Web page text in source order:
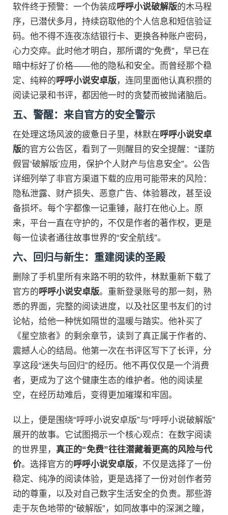
软件终于预警：一个伪装成呼呼小说破解版的木马程
序，已潜伏多月，持续窃取他的个人信息和短信验证
码。他不得不连夜冻结银行卡、更换各种账户密码，
心力交瘁。此时他才明白，那所谓的“免费”，早已在
暗中标好了价格——他的隐私和安全。而曾经那个稳
定、纯粹的呼呼小说安卓版，连同里面他认真积攒的
阅读记录和书评，都因他一时的贪婪而被抛诸脑后。
五、警醒：来自官方的安全警示
在处理这场风波的疲惫日子里，林默在呼呼小说安卓
版的官方公告区，看到了一则醒目的安全提醒：“谨防
假冒‘破解版’应用，保护个人财产与信息安全”。公告
详细列举了非官方渠道下载的应用可能带来的风险：
隐私泄露、财产损失、恶意广告、体验篡改，甚至设
备损坏。每个字都像一记重锤，敲打在他心上。原
来，平台一直在守护的，不仅是作者的著作权，更是
每一位读者通往故事世界的“安全航线”。
六、回归与新生：重建阅读的圣殿
删除了手机里所有来路不明的软件，林默重新下载了
官方的呼呼小说安卓版。重新登录账号的那一刻，熟
悉的界面，完整的阅读进度，以及社区里书友们的讨
论帖，给他一种恍如隔世的温暖与踏实。他补买了
《星空旅者》的剩余章节，读到了真正属于作者的、
震撼人心的结局。他第一次在书评区写下了长评，分
享这段“迷失与回归”的经历。他不再仅仅是一个消费
者，更成为了这个健康生态的维护者。他的阅读星
空，在经历劫难后，变得更加璀璨和牢固。
以上，便是围绕“呼呼小说安卓版”与“呼呼小说破解版”
展开的故事。它试图揭示一个核心观点：在数字阅读
的世界里， 真正的“免费”往往潜藏着更高的风险与代
价。选择官方的呼呼小说安卓版，不仅是选择了一份
稳定、纯净的阅读体验，更是选择了一份对创作者劳
动的尊重，以及对自己数字生活安全的负责。那些游
走于灰色地带的“破解版”，如同故事中的深渊之瞳，